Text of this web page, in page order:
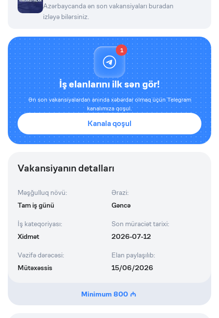
Azərbaycanda ən son vakansiyaları buradan
izləyə bilərsiniz.
1
İş elanlarını ilk sən gör!
Ən son vakansiyalardan anında xəbərdar olmaq üçün Telegram
kanalımıza qoşul.
Kanala qoşul
Vakansiyanın detalları
Məşğulluq növü:
Tam iş günü
Ərazi:
Gəncə
İş kateqoriyası:
Xidmət
Son müraciət tarixi:
2026-07-12
Vəzifə dərəcəsi:
Mütəxəssis
Elan paylaşılıb:
15/06/2026
Minimum 800